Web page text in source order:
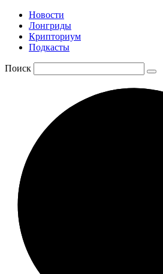
Новости
Лонгриды
Крипториум
Подкасты
Поиск